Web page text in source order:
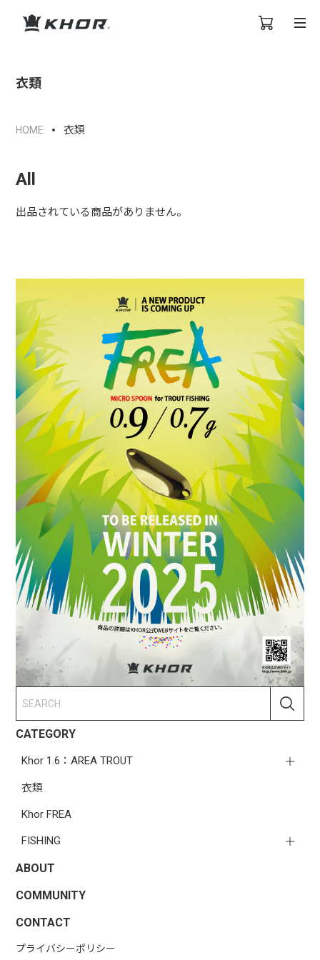
衣類
CATEGORY
Khor 1.6：AREA TROUT
衣類
Khor FREA
FISHING
ABOUT
COMMUNITY
CONTACT
プライバシーポリシー
HOME 衣類
All
出品されている商品がありません。